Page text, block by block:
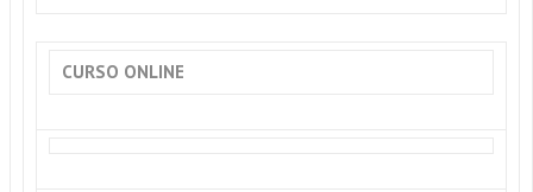
CURSO ONLINE